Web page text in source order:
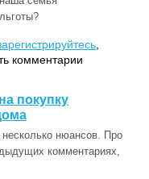
комментарии
покупку
нюансов. Про
комментариях,